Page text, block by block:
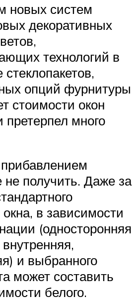
новых систем
декоративных
технологий в
опций фурнитуры
стоимости окон
много
не получить. Даже за
окна, в зависимости
(односторонняя
и выбранного
может составить
белого.